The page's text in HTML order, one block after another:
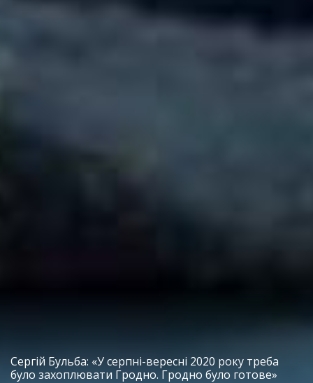
Сергій Бульба: «У серпні-вересні 2020 року треба
було захоплювати Гродно. Гродно було готове»